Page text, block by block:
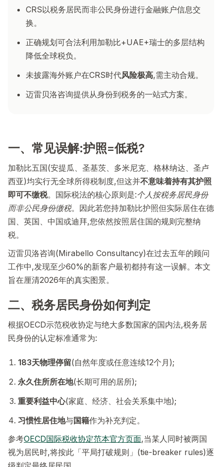
CRS以税务居民而非公民身份进行金融账户信息交
换。
正确规划可合法利用加勒比+UAE+瑞士的多层结构
降低全球税负。
未披露海外账户在CRS时代风险极高,需主动合规。
迈雷贝洛咨询提供从身份到税务的一站式方案。
一、常见误解:护照=低税?
加勒比五国(安提瓜、圣基茨、多米尼克、格林纳达、圣卢
西亚)均实行无全球所得税制度,但这并不意味着持有其护照
即可不缴税。国际税法的核心原则是:个人按税务居民身份
而非公民身份缴税。因此若您持加勒比护照但实际居住在德
国、英国、中国或迪拜,您依然按照居住国的规则完整纳
税。
迈雷贝洛咨询(Mirabello Consultancy)在过去五年的顾问
工作中,发现至少60%的新客户最初都持有这一误解。本文
旨在厘清2026年的真实图景。
二、税务居民身份如何判定
根据OECD示范税收协定与绝大多数国家的国内法,税务居
民身份的认定标准通常为:
183天物理停留(自然年度或任意连续12个月);
永久住所所在地(长期可用的居所);
重要利益中心(家庭、经济、社会关系集中地);
习惯性居住地与国籍作为补充判定。
参考OECD国际税收协定范本官方页面,当某人同时被两国
视为居民时,将按此「平局打破规则」(tie-breaker rules)逐